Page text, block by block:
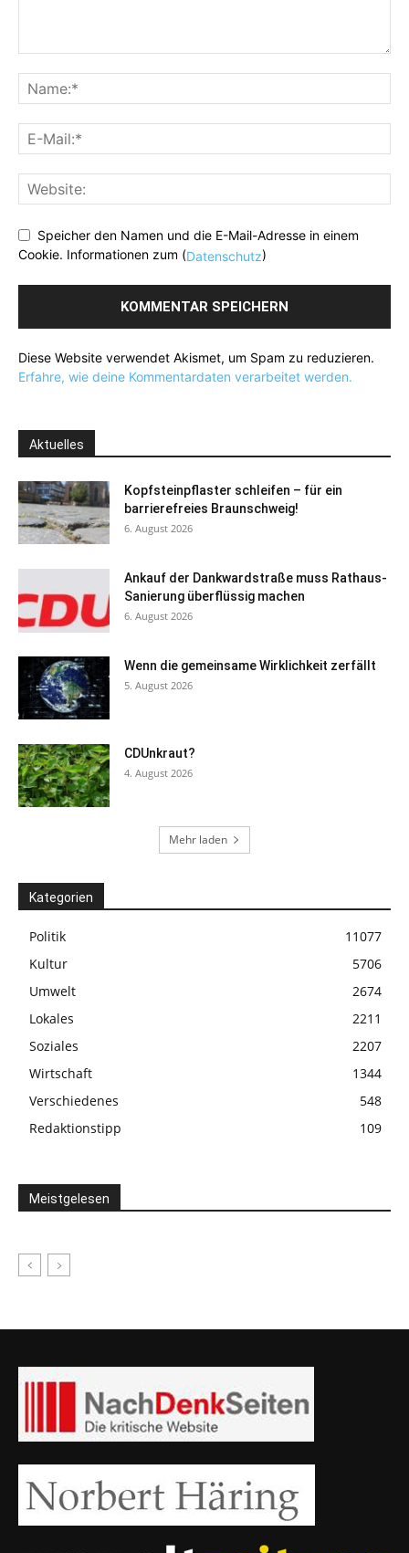
Speicher den Namen und die E-Mail-Adresse in einem
Cookie. Informationen zum (Datenschutz)
Diese Website verwendet Akismet, um Spam zu reduzieren.
Erfahre, wie deine Kommentardaten verarbeitet werden.
Aktuelles
Kopfsteinpflaster schleifen – für ein
barrierefreies Braunschweig!
6. August 2026
Ankauf der Dankwardstraße muss Rathaus-
Sanierung überflüssig machen
6. August 2026
Wenn die gemeinsame Wirklichkeit zerfällt
5. August 2026
CDUnkraut?
4. August 2026
Mehr laden
Kategorien
Politik
11077
Kultur
5706
Umwelt
2674
Lokales
2211
Soziales
2207
Wirtschaft
1344
Verschiedenes
548
Redaktionstipp
109
Meistgelesen